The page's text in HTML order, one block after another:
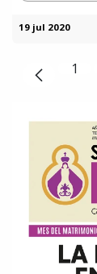
19 jul 2020
1